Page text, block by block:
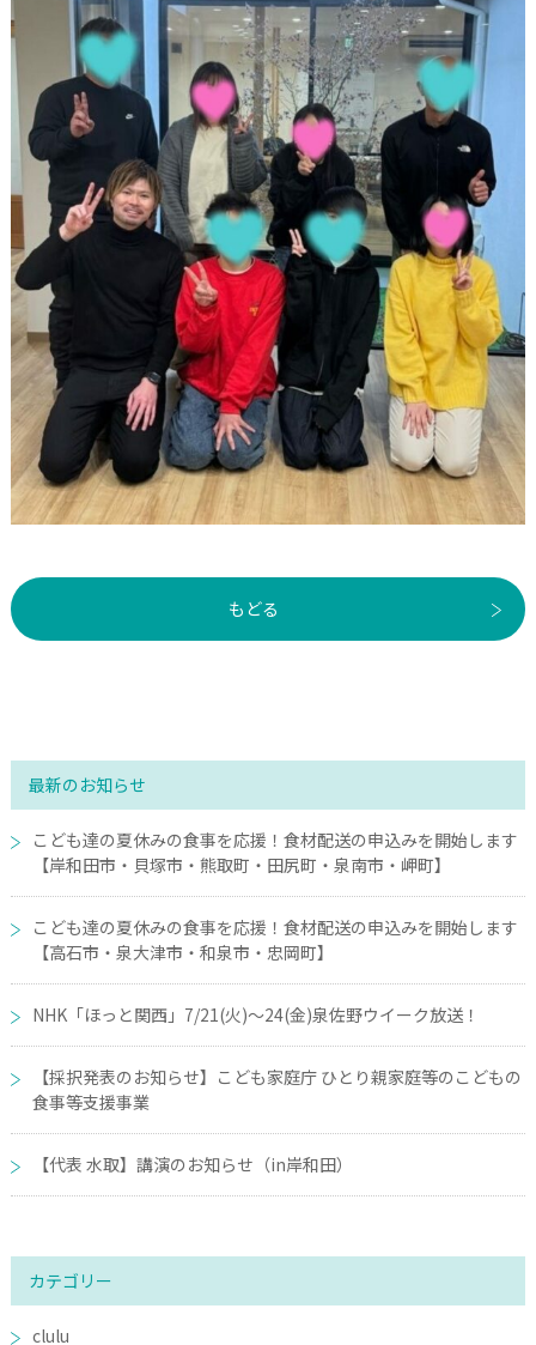
もどる
最新のお知らせ
こども達の夏休みの食事を応援！食材配送の申込みを開始します
【岸和田市・貝塚市・熊取町・田尻町・泉南市・岬町】
こども達の夏休みの食事を応援！食材配送の申込みを開始します
【高石市・泉大津市・和泉市・忠岡町】
NHK「ほっと関西」7/21(火)～24(金)泉佐野ウイーク放送！
【採択発表のお知らせ】こども家庭庁 ひとり親家庭等のこどもの
食事等支援事業
【代表 水取】講演のお知らせ（in岸和田）
カテゴリー
clulu